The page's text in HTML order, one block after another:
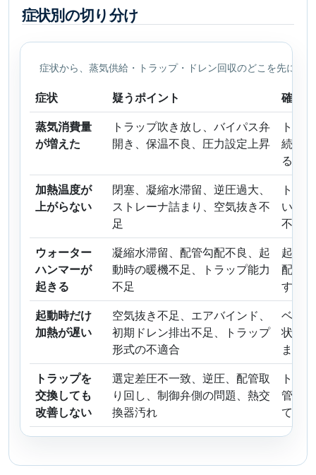
症状別の切り分け
症状から、蒸気供給・トラップ・ドレン回収のどこを先に見
症状 疑うポイント
確認
蒸気消費量
が増えた
トラップ吹き放し、バイパス弁
開き、保温不良、圧力設定上昇
トラ
続し
るか
加熱温度が
上がらない
閉塞、凝縮水滞留、逆圧過大、
ストレーナ詰まり、空気抜き不
足
トラ
い、
不良
ウォーター
ハンマーが
起きる
凝縮水滞留、配管勾配不良、起
動時の暖機不足、トラップ能力
不足
起動
配管
す。
起動時だけ
加熱が遅い
空気抜き不足、エアバインド、
初期ドレン排出不足、トラップ
形式の不適合
ベン
状態
ます。
トラップを
交換しても
改善しない
選定差圧不一致、逆圧、配管取
り回し、制御弁側の問題、熱交
換器汚れ
トラ
管、
て見